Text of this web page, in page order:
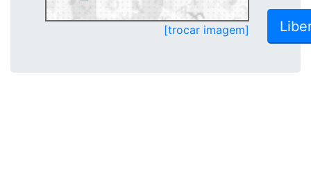
[trocar imagem]